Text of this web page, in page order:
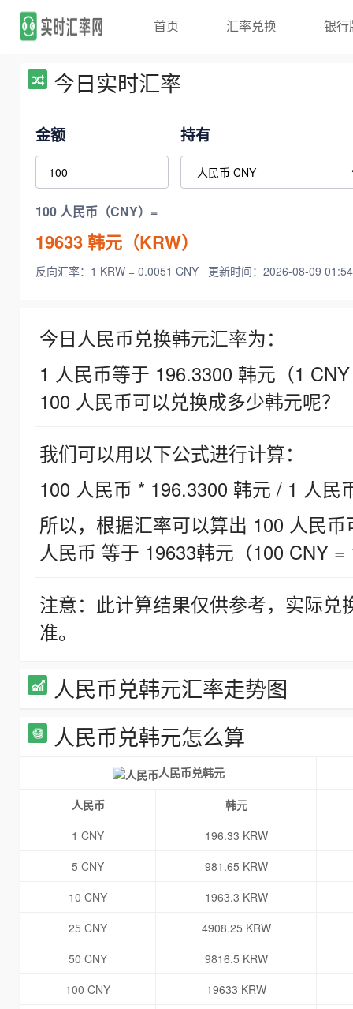
首页 汇率兑换 银行
今日实时汇率
金额 持有
100 人民币（CNY）=
19633韩元（KRW）
反向汇率：1 KRW = 0.0051 CNY 更新时间：2026-08-09
今日人民币兑换韩元汇率为：
1 人民币等于 196.3300 韩元（1
100 人民币可以兑换成多少韩元呢？
我们可以用以下公式进行计算：
100 人民币 * 196.3300 韩元 / 1 人民
所以，根据汇率可以算出 100 人民
人民币 等于 19633韩元（100 CNY =
注意：此计算结果仅供参考，实际
准。
人民币兑韩元汇率走势图
人民币兑韩元怎么算
人民币兑韩元
人民币
韩元
1 CNY
196.33 KRW
5 CNY
981.65 KRW
10 CNY
1963.3 KRW
25 CNY
4908.25 KRW
50 CNY
9816.5 KRW
100 CNY
19633 KRW